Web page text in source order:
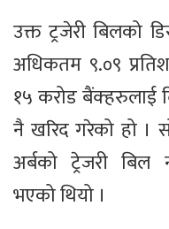
उक्त ट्रजेरी बिलको
अधिकतम ९.०९
१५ करोड बैंक्हरुलाई
नै खरिद गरेको हो ।
अर्बको ट्रेजरी
भएको थियो ।